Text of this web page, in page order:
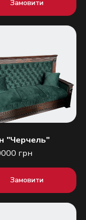
Замовити
"Черчель"
грн
Замовити